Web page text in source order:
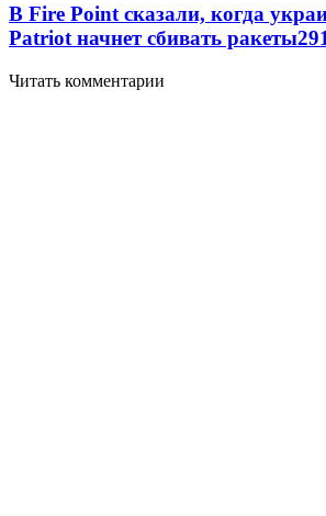
В Fire Point сказали, когда
Patriot начнет сбивать ракеты
Читать комментарии